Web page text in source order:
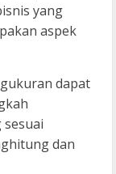
yang
aspek
dapat
sesuai
dan